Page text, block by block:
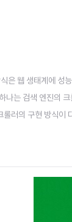
웹 생태계에 성
나는 검색 엔진의
러의 구현 방식이